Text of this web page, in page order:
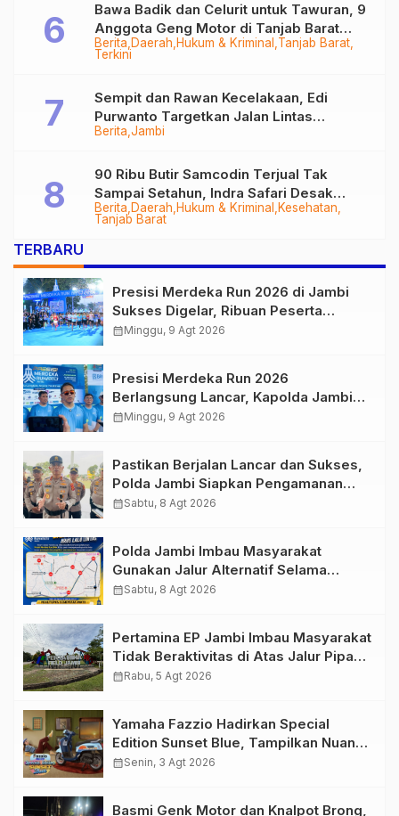
Berita Daerah Hukum & Kriminal Tanjab Barat
Terkini
Bawa Badik dan Celurit untuk Tawuran, 9
Anggota Geng Motor di Tanjab Barat
Diringkus
Berita Jambi
Sempit dan Rawan Kecelakaan, Edi
Purwanto Targetkan Jalan Lintas
Tungkal-Jambi Mulus di 2028
Berita Daerah Hukum & Kriminal
Kesehatan
Tanjab Barat
90 Ribu Butir Samcodin Terjual Tak
Sampai Setahun, Indra Safari Desak
Audit Menyeluruh
TERBARU
Presisi Merdeka Run 2026 di Jambi
Sukses Digelar, Ribuan Peserta
Ramaikan Event Nasional
calendar_monthMinggu, 9 Agt 2026
Presisi Merdeka Run 2026
Berlangsung Lancar, Kapolda Jambi
Ucapkan Terimakasih dan Apresiasi
calendar_monthMinggu, 9 Agt 2026
Pastikan Berjalan Lancar dan Sukses,
Polda Jambi Siapkan Pengamanan
Berlapis untuk 8.750 Pelari, 1.848
calendar_monthSabtu, 8 Agt 2026
Polda Jambi Imbau Masyarakat
Gunakan Jalur Alternatif Selama
Pelaksanaan Presisi Merdeka Run
calendar_monthSabtu, 8 Agt 2026
Pertamina EP Jambi Imbau Masyarakat
Tidak Beraktivitas di Atas Jalur Pipa
Migas Demi Keselamatan Bersama
calendar_monthRabu, 5 Agt 2026
Yamaha Fazzio Hadirkan Special
Edition Sunset Blue, Tampilkan Nuansa
Retro Summer yang Semakin Skena
calendar_monthSenin, 3 Agt 2026
Basmi Genk Motor dan Knalpot Brong,